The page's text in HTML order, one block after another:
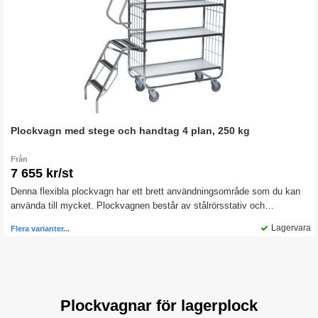
Plockvagn med stege och handtag 4 plan, 250 kg
Från
7 655 kr/st
Denna flexibla plockvagn har ett brett användningsområde som du kan
använda till mycket. Plockvagnen består av stålrörsstativ och
hjälp av steglöst ställbara fästen.
Lagervara
Flera varianter...
Plockvagnar för lagerplock